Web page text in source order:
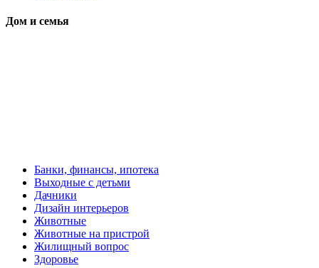
Дом и семья
Банки, финансы, ипотека
Выходные с детьми
Дачники
Дизайн интерьеров
Животные
Животные на пристрой
Жилищный вопрос
Здоровье